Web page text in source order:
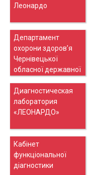
Леонардо
Департамент
охорони здоров’я
Чернівецької
обласної державної
Диагностическая
лаборатория
«ЛЕОНАРДО»
Кабінет
функціональної
діагностики